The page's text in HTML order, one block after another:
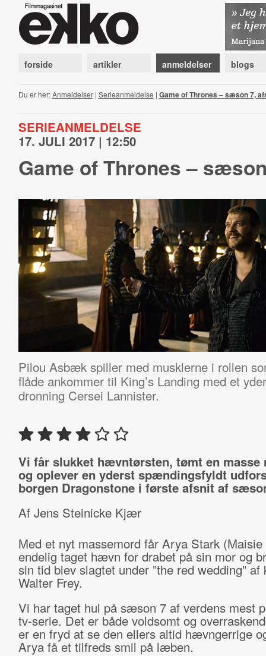
forside artikler anmeldelser blogs
Du er her:Anmeldelser| Serieanmeldelse | Game of Thrones – sæson 7,
SERIEANMELDELSE
17. JULI 2017 | 12:50
Game of Thrones –
Pilou Asbæk spiller med musklerne i rollen
flåde ankommer til King’s Landing med et
dronning Cersei Lannister.
Vi får slukket hævntørsten, tømt en masse
og oplever en yderst spændingsfyldt
borgen Dragonstone i første afsnit af
Af Jens Steinicke Kjær
Med et nyt massemord får Arya Stark
endelig taget hævn for drabet på sin mor og
sin tid blev slagtet under ”the red wedding” af
Walter Frey.
Vi har taget hul på sæson 7 af verdens mest
tv-serie. Det er både voldsomt og
er en fryd at se den ellers altid hævngerrige
Arya få et tilfreds smil på læben.